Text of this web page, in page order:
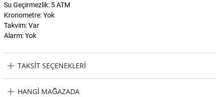
Su Geçirmezlik: 5 ATM
Kronometre: Yok
Takvim: Var
Alarm: Yok
TAKSIT SEÇENEKLERI
HANGI MAĞAZADA